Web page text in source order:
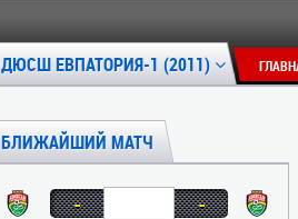
ДЮСШ ЕВПАТОРИЯ-1 (2011)
БЛИЖАЙШИЙ МАТЧ
- -